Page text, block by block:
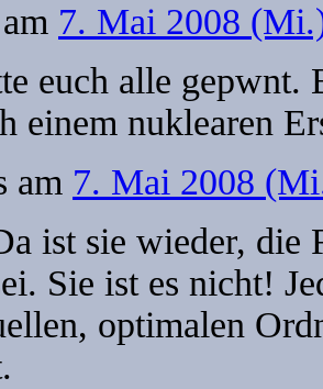
am 7. Mai 2008
euch alle
einem nuklearen
am 7. Mai 2008
ist sie wieder, die
Sie ist es nicht!
optimalen